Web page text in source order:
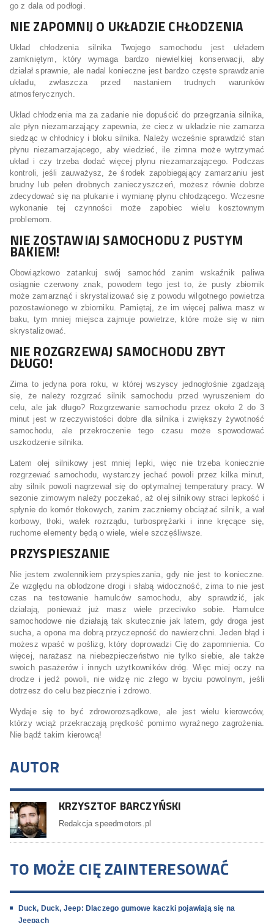
go z dala od podłogi.
NIE ZAPOMNIJ O UKŁADZIE CHŁODZENIA
Układ chłodzenia silnika Twojego samochodu jest układem
zamkniętym, który wymaga bardzo niewielkiej konserwacji, aby
działał sprawnie, ale nadal konieczne jest bardzo częste sprawdzanie
układu, zwłaszcza przed nastaniem trudnych warunków
atmosferycznych.
Układ chłodzenia ma za zadanie nie dopuścić do przegrzania silnika,
ale płyn niezamarzający zapewnia, że ciecz w układzie nie zamarza
siedząc w chłodnicy i bloku silnika. Należy wcześnie sprawdzić stan
płynu niezamarzającego, aby wiedzieć, ile zimna może wytrzymać
układ i czy trzeba dodać więcej płynu niezamarzającego. Podczas
kontroli, jeśli zauważysz, że środek zapobiegający zamarzaniu jest
brudny lub pełen drobnych zanieczyszczeń, możesz równie dobrze
zdecydować się na płukanie i wymianę płynu chłodzącego. Wczesne
wykonanie tej czynności może zapobiec wielu kosztownym
problemom.
NIE ZOSTAWIAJ SAMOCHODU Z PUSTYM
BAKIEM!
Obowiązkowo zatankuj swój samochód zanim wskaźnik paliwa
osiągnie czerwony znak, powodem tego jest to, że pusty zbiornik
może zamarznąć i skrystalizować się z powodu wilgotnego powietrza
pozostawionego w zbiorniku. Pamiętaj, że im więcej paliwa masz w
baku, tym mniej miejsca zajmuje powietrze, które może się w nim
skrystalizować.
NIE ROZGRZEWAJ SAMOCHODU ZBYT
DŁUGO!
Zima to jedyna pora roku, w której wszyscy jednogłośnie zgadzają
się, że należy rozgrzać silnik samochodu przed wyruszeniem do
celu, ale jak długo? Rozgrzewanie samochodu przez około 2 do 3
minut jest w rzeczywistości dobre dla silnika i zwiększy żywotność
samochodu, ale przekroczenie tego czasu może spowodować
uszkodzenie silnika.
Latem olej silnikowy jest mniej lepki, więc nie trzeba koniecznie
rozgrzewać samochodu, wystarczy jechać powoli przez kilka minut,
aby silnik powoli nagrzewał się do optymalnej temperatury pracy. W
sezonie zimowym należy poczekać, aż olej silnikowy straci lepkość i
spłynie do komór tłokowych, zanim zaczniemy obciążać silnik, a wał
korbowy, tłoki, wałek rozrządu, turbosprężarki i inne kręcące się,
ruchome elementy będą o wiele, wiele szczęśliwsze.
PRZYSPIESZANIE
Nie jestem zwolennikiem przyspieszania, gdy nie jest to konieczne.
Ze względu na oblodzone drogi i słabą widoczność, zima to nie jest
czas na testowanie hamulców samochodu, aby sprawdzić, jak
działają, ponieważ już masz wiele przeciwko sobie. Hamulce
samochodowe nie działają tak skutecznie jak latem, gdy droga jest
sucha, a opona ma dobrą przyczepność do nawierzchni. Jeden błąd i
możesz wpaść w poślizg, który doprowadzi Cię do zapomnienia. Co
więcej, narażasz na niebezpieczeństwo nie tylko siebie, ale także
swoich pasażerów i innych użytkowników dróg. Więc miej oczy na
drodze i jedź powoli, nie widzę nic złego w byciu powolnym, jeśli
dotrzesz do celu bezpiecznie i zdrowo.
Wydaje się to być zdroworozsądkowe, ale jest wielu kierowców,
którzy wciąż przekraczają prędkość pomimo wyraźnego zagrożenia.
Nie bądź takim kierowcą!
AUTOR
KRZYSZTOF BARCZYŃSKI
Redakcja speedmotors.pl
TO MOŻE CIĘ ZAINTERESOWAĆ
Duck, Duck, Jeep: Dlaczego gumowe kaczki pojawiają się na
Jeepach